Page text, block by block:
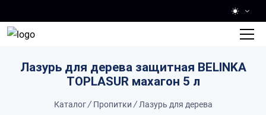
Лазурь для дерева защитная BELINKA
TOPLASUR махагон 5 л
Каталог/ Пропитки / Лазурь для дерева